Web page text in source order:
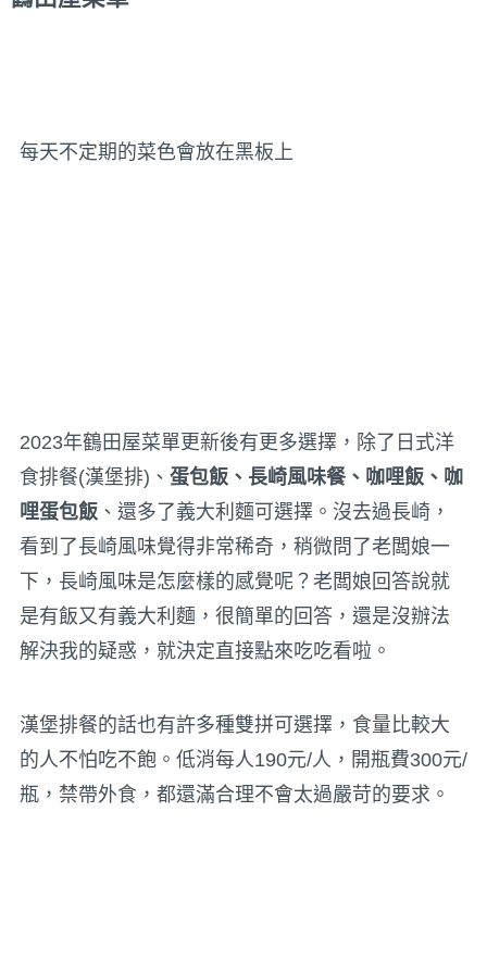
每天不定期的菜色會放在黑板上
2023年鶴田屋菜單更新後有更多選擇，除了日式洋
食排餐(漢堡排)、 蛋包飯、長崎風味餐、咖哩飯、咖
哩蛋包飯、還多了義大利麵可選擇。沒去過長崎，
看到了長崎風味覺得非常稀奇，稍微問了老闆娘一
下，長崎風味是怎麼樣的感覺呢？老闆娘回答說就
是有飯又有義大利麵，很簡單的回答，還是沒辦法
解決我的疑惑，就決定直接點來吃吃看啦。
漢堡排餐的話也有許多種雙拼可選擇，食量比較大
的人不怕吃不飽。低消每人190元/人，開瓶費300元/
瓶，禁帶外食，都還滿合理不會太過嚴苛的要求。